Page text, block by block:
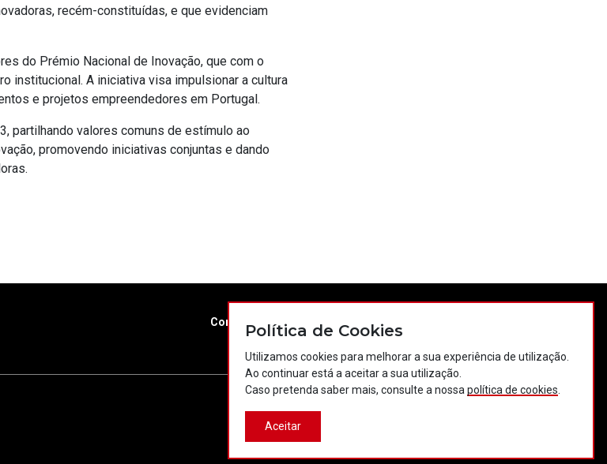
recém-constituídas, e que evidenciam
do Prémio Nacional de Inovação, que com o
institucional. A iniciativa visa impulsionar a cultura
e projetos empreendedores em Portugal.
partilhando valores comuns de estímulo ao
promovendo iniciativas conjuntas e dando
Contactos Política de privacidade
Política de Cookies
Utilizamos cookies para melhorar a sua experiência de utilização.
Ao continuar está a aceitar a sua utilização.
Caso pretenda saber mais, consulte a nossa política de cookies
Aceitar